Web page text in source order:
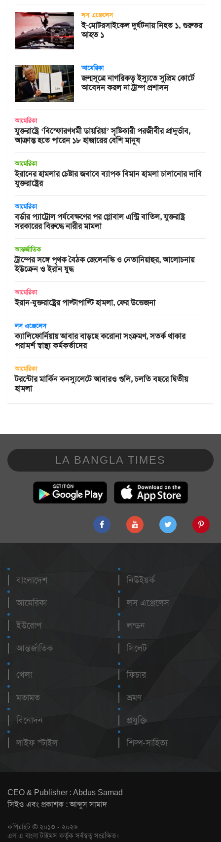
লস এঞ্জেলেস
ই-মোটরসাইকেল দুর্ঘটনায় নিহত ১, গুরুতর
আহত ১
আমেরিকা
জন্মসূত্রে নাগরিকত্ব ইস্যুতে সুপ্রিম কোর্টে
আবেদন করল না ট্রাম্প প্রশাসন
আমেরিকা
যুক্তরাষ্ট্রে ‘বিস্ফোরণধর্মী ডায়রিয়া’ সৃষ্টিকারী পরজীবীর প্রাদুর্ভাব,
আক্রান্ত হতে পারেন ১৮ হাজারের বেশি মানুষ
আমেরিকা
ইরানের হামলার চেষ্টার জবাবে ব্যাপক বিমান হামলা চালানোর দাবি
যুক্তরাষ্ট্রের
আমেরিকা
বর্ডার প্যাট্রোল পর্যবেক্ষণের পর গ্লোবাল এন্ট্রি বাতিল, যুক্তরাষ্ট্র
সরকারের বিরুদ্ধে নারীর মামলা
আন্তর্জাতিক
ট্রাম্পের সঙ্গে পৃথক বৈঠক জেলেনস্কি ও নেতানিয়াহুর, আলোচনায়
ইউক্রেন ও ইরান যুদ্ধ
আমেরিকা
ইরান-যুক্তরাষ্ট্রের পাল্টাপাল্টি হামলা, ফের উত্তেজনা
লস এঞ্জেলেস
ক্যালিফোর্নিয়ায় আবার বাড়ছে করোনা সংক্রমণ, সতর্ক থাকার
পরামর্শ স্বাস্থ্য কর্মকর্তাদের
আমেরিকা
টরন্টোর মার্কিন কনস্যুলেটে আবারও গুলি, চলতি বছরে দ্বিতীয়
হামলা
LA BANGLA TIMES
বাংলাদেশ
আমেরিকা
ইউরোপ
আন্তর্জাতিক
নিউইয়র্ক
লস এঞ্জেলেস
লন্ডন
সিলেট
খেলা
মতামত
বিনোদন
লাইফ স্টাইল
ফিচার
ভ্রমণ
প্রযুক্তি
শিল্প-সাহিত্য
CEO & Publisher : Abdus Samad
সিইও এবং প্রকাশক : আব্দুস সামাদ
কপিরাইট © ২০১৩ - ২০২৬
এল এ বাংলা টাইমস কর্তৃক সর্বস্বত্ব সংরক্ষিত।